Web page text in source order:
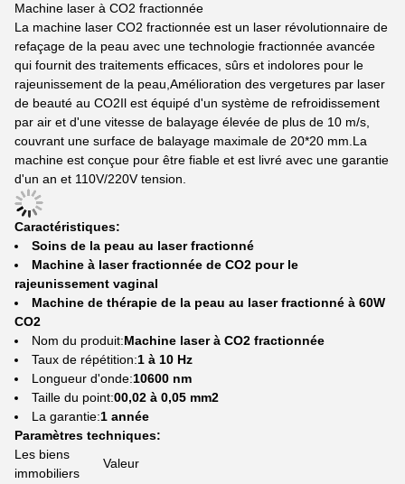
Machine laser à CO2 fractionnée
La machine laser CO2 fractionnée est un laser révolutionnaire de
refaçage de la peau avec une technologie fractionnée avancée
qui fournit des traitements efficaces, sûrs et indolores pour le
rajeunissement de la peau,Amélioration des vergetures par laser
de beauté au CO2Il est équipé d'un système de refroidissement
par air et d'une vitesse de balayage élevée de plus de 10 m/s,
couvrant une surface de balayage maximale de 20*20 mm.La
machine est conçue pour être fiable et est livré avec une garantie
d'un an et 110V/220V tension.
Caractéristiques:
Soins de la peau au laser fractionné
Machine à laser fractionnée de CO2 pour le
rajeunissement vaginal
Machine de thérapie de la peau au laser fractionné à 60W
CO2
Nom du produit:Machine laser à CO2 fractionnée
Taux de répétition:1 à 10 Hz
Longueur d'onde:10600 nm
Taille du point:00,02 à 0,05 mm2
La garantie:1 année
Paramètres techniques:
Les biens
immobiliers
Valeur